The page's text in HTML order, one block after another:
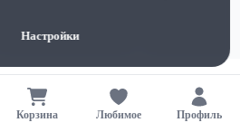
Корзина Любимое Профиль
Настройки